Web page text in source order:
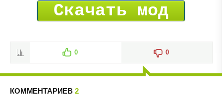
Скачать мод
0 0
КОММЕНТАРИЕВ 2